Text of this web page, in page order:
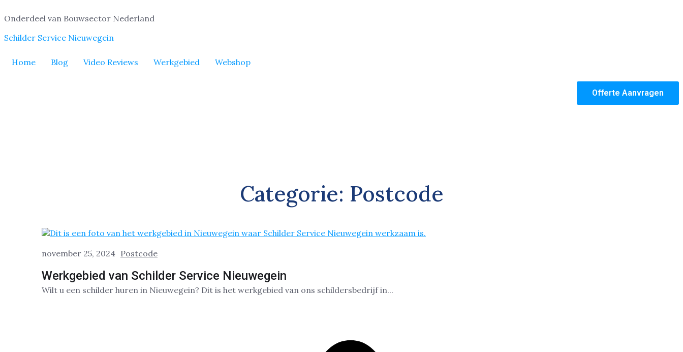
Onderdeel van Bouwsector Nederland
Schilder Service Nieuwegein
Home Blog Video Reviews Werkgebied Webshop
Offerte Aanvragen
Categorie: Postcode
november 25, 2024 Postcode
Werkgebied van Schilder Service Nieuwegein
Wilt u een schilder huren in Nieuwegein? Dit is het werkgebied van ons schildersbedrijf in...